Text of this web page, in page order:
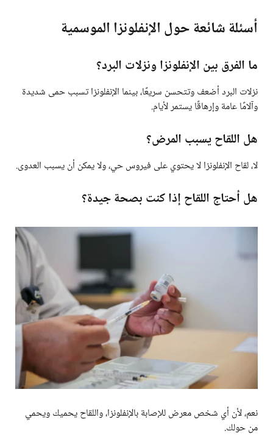
أسئلة شائعة حول الإنفلونزا الموسمية
ما الفرق بين الإنفلونزا ونزلات البرد؟
نزلات البرد أضعف وتتحسن سريعًا، بينما الإنفلونزا تسبب حمى شديدة
وآلامًا عامة وإرهاقًا يستمر لأيام.
هل اللقاح يسبب المرض؟
لا، لقاح الإنفلونزا لا يحتوي على فيروس حي، ولا يمكن أن يسبب العدوى.
هل أحتاج اللقاح إذا كنت بصحة جيدة؟
نعم، لأن أي شخص معرض للإصابة بالإنفلونزا، واللقاح يحميك ويحمي
من حولك.